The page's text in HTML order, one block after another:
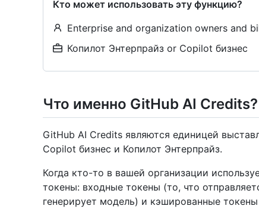
Кто может использовать эту функцию?
Enterprise and organization owners and
Копилот Энтерпрайз or Copilot бизнес
Что именно GitHub AI Credits?
GitHub AI Credits являются единицей
Copilot бизнес и Копилот Энтерпрайз.
Когда кто-то в вашей организации
токены: входные токены (то, что
генерирует модель) и кэшированные